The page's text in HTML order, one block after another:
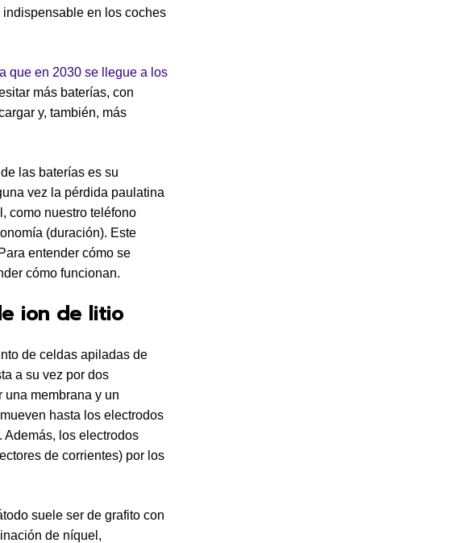
en los coches
que en 2030 se llegue a los
más baterías, con
y, también, más
las baterías es su
vez la pérdida paulatina
como nuestro teléfono
(duración). Este
entender cómo se
cómo funcionan.
ion de litio
de celdas apiladas de
a su vez por dos
una membrana y un
hasta los electrodos
Además, los electrodos
de corrientes) por los
suele ser de grafito con
de níquel,